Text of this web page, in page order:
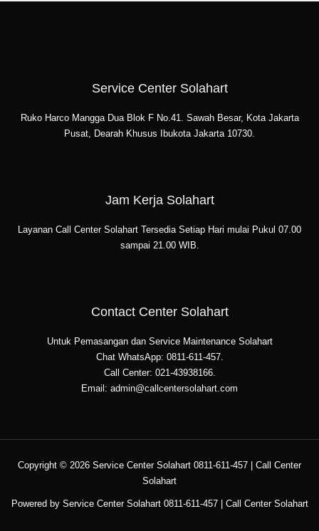
Service Center Solahart
Ruko Harco Mangga Dua Blok F No.41. Sawah Besar, Kota Jakarta
Pusat, Dearah Khusus Ibukota Jakarta 10730.
Jam Kerja Solahart
Layanan Call Center Solahart Tersedia Setiap Hari mulai Pukul 07.00
sampai 21.00 WIB.
Contact Center Solahart
Untuk Pemasangan dan Service Maintenance Solahart
Chat WhatsApp: 0811-611-457.
Call Center: 021-43938166.
Email: admin@callcentersolahart.com
Copyright © 2026 Service Center Solahart 0811-611-457 | Call Center
Solahart
Powered by Service Center Solahart 0811-611-457 | Call Center Solahart